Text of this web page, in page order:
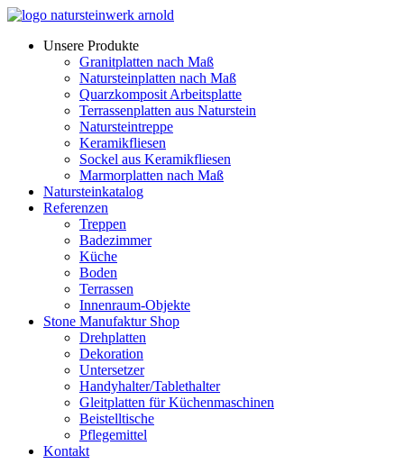
Zum
wechselnUnsere Produkte
Granitplatten nach Maß
Natursteinplatten nach Maß
Quarzkomposit Arbeitsplatte
Terrassenplatten aus Naturstein
Natursteintreppe
Keramikfliesen
Sockel aus Keramikfliesen
Marmorplatten nach Maß
Natursteinkatalog
Referenzen
Treppen
Badezimmer
Küche
Boden
Terrassen
Innenraum-Objekte
Stone Manufaktur Shop
Drehplatten
Dekoration
Untersetzer
Handyhalter/Tablethalter
Gleitplatten für Küchenmaschinen
Beistelltische
Pflegemittel
Kontakt